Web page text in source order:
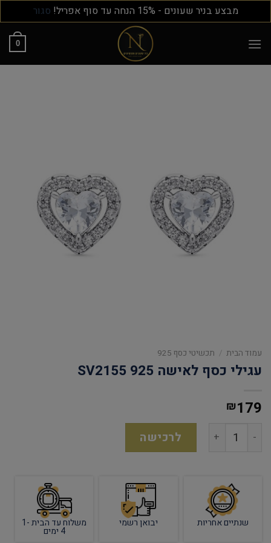
מבצע בניר שעונים - 15% הנחה עד סוף אפריל! סגור
0
עמוד הבית / תכשיטי כסף 925
עגילי כסף לאישה 925 SV2155
₪179
לרכישה
שנתיים אחריות יבואן רשמי משלוח עד הבית 1-
4 ימים